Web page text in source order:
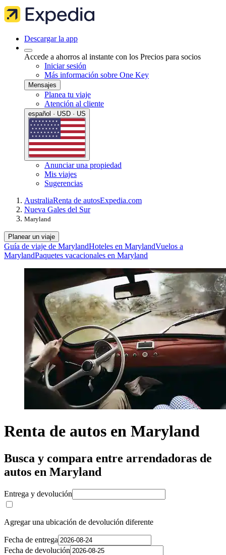
Descargar la app
Accede a ahorros al instante con los Precios para socios
Iniciar sesión
Más información sobre One Key
Mensajes
Planea tu viaje
Atención al cliente
español · USD · US
Anunciar una propiedad
Mis viajes
Sugerencias
AustraliaRenta de autosExpedia.com
Nueva Gales del Sur
Maryland
Planear un viaje
Guía de viaje de MarylandHoteles en MarylandVuelos a
MarylandPaquetes vacacionales en Maryland
Renta de autos en Maryland
Busca y compara entre arrendadoras de
autos en Maryland
Entrega y devolución
Agregar una ubicación de devolución diferente
Fecha de entrega
Fecha de devolución